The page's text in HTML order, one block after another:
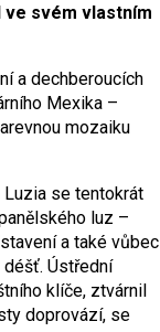
ve svém vlastním
a dechberoucích
Mexika –
mozaiku
se tentokrát
luz –
a také vůbec
Ústřední
klíče, ztvárnil
doprovází, se